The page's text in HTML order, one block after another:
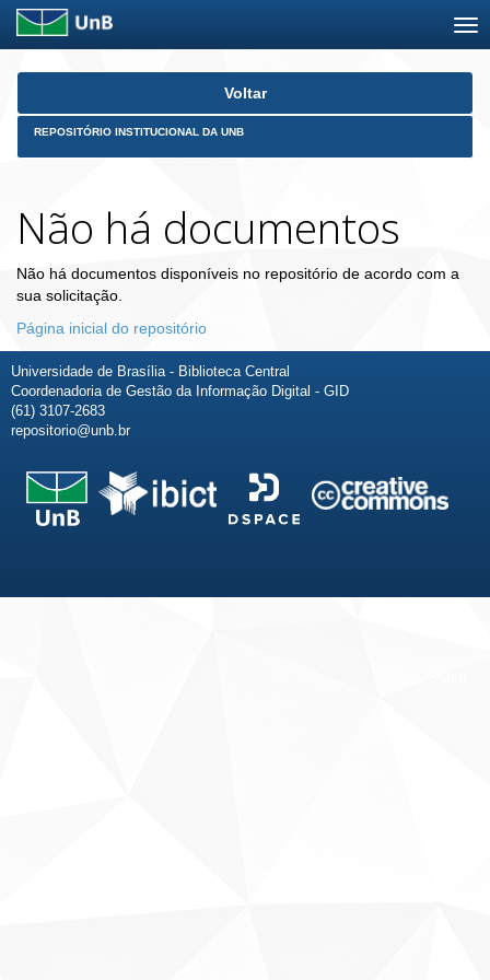
Skip
Voltar
REPOSITÓRIO INSTITUCIONAL DA UNB
Não há documentos
Não há documentos disponíveis no repositório de acordo com a
sua solicitação.
Página inicial do repositório
Universidade de Brasília - Biblioteca Central
Coordenadoria de Gestão da Informação Digital - GID
(61) 3107-2683
repositorio@unb.br